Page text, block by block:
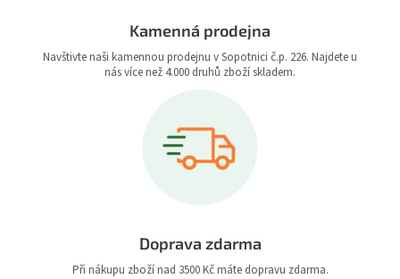
Kamenná prodejna
Navštivte naši kamennou prodejnu v Sopotnici č.p. 226. Najdete u
nás více než 4.000 druhů zboží skladem.
Doprava zdarma
Při nákupu zboží nad 3500 Kč máte dopravu zdarma.